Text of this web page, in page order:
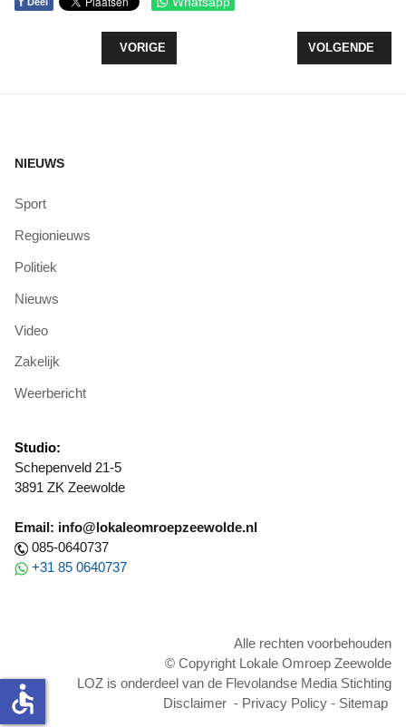
VORIG ARTIKEL: GOOISEWEG DIT WEEKEND
VORIGE VOLGENDE
VOLGENDE
NIEUWS
Sport
Regionieuws
Politiek
Nieuws
Video
Zakelijk
Weerbericht
Studio:
Schepenveld 21-5
3891 ZK Zeewolde
Email: info@lokaleomroepzeewolde.nl
085-0640737
+31 85 0640737
Alle rechten voorbehouden
© Copyright Lokale Omroep Zeewolde
LOZ is onderdeel van de Flevolandse Media Stichting
Disclaimer - Privacy Policy - Sitemap
accessible